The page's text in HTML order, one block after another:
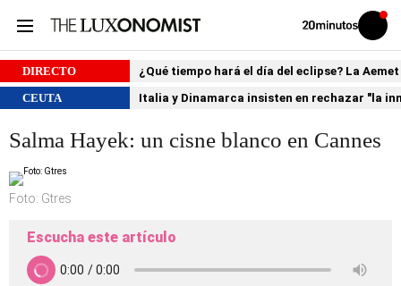
Volver
Iniciar
sesión
DIRECTO
¿Qué tiempo hará el día del eclipse? La
CEUTA
Italia y Dinamarca insisten en rechazar "la
Salma Hayek: un cisne blanco en Cannes
Foto: Gtres
Escucha este artículo